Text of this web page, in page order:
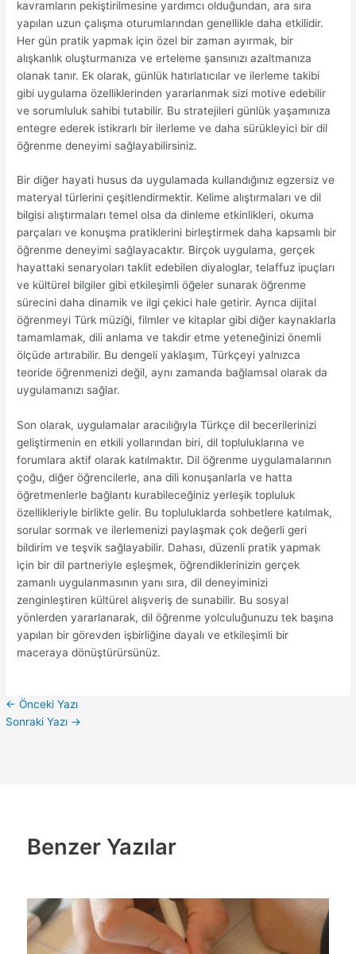
kavramların pekiştirilmesine yardımcı olduğundan, ara sıra
yapılan uzun çalışma oturumlarından genellikle daha etkilidir.
Her gün pratik yapmak için özel bir zaman ayırmak, bir
alışkanlık oluşturmanıza ve erteleme şansınızı azaltmanıza
olanak tanır. Ek olarak, günlük hatırlatıcılar ve ilerleme takibi
gibi uygulama özelliklerinden yararlanmak sizi motive edebilir
ve sorumluluk sahibi tutabilir. Bu stratejileri günlük yaşamınıza
entegre ederek istikrarlı bir ilerleme ve daha sürükleyici bir dil
öğrenme deneyimi sağlayabilirsiniz.
Bir diğer hayati husus da uygulamada kullandığınız egzersiz ve
materyal türlerini çeşitlendirmektir. Kelime alıştırmaları ve dil
bilgisi alıştırmaları temel olsa da dinleme etkinlikleri, okuma
parçaları ve konuşma pratiklerini birleştirmek daha kapsamlı bir
öğrenme deneyimi sağlayacaktır. Birçok uygulama, gerçek
hayattaki senaryoları taklit edebilen diyaloglar, telaffuz ipuçları
ve kültürel bilgiler gibi etkileşimli öğeler sunarak öğrenme
sürecini daha dinamik ve ilgi çekici hale getirir. Ayrıca dijital
öğrenmeyi Türk müziği, filmler ve kitaplar gibi diğer kaynaklarla
tamamlamak, dili anlama ve takdir etme yeteneğinizi önemli
ölçüde artırabilir. Bu dengeli yaklaşım, Türkçeyi yalnızca
teoride öğrenmenizi değil, aynı zamanda bağlamsal olarak da
uygulamanızı sağlar.
Son olarak, uygulamalar aracılığıyla Türkçe dil becerilerinizi
geliştirmenin en etkili yollarından biri, dil topluluklarına ve
forumlara aktif olarak katılmaktır. Dil öğrenme uygulamalarının
çoğu, diğer öğrencilerle, ana dili konuşanlarla ve hatta
öğretmenlerle bağlantı kurabileceğiniz yerleşik topluluk
özellikleriyle birlikte gelir. Bu topluluklarda sohbetlere katılmak,
sorular sormak ve ilerlemenizi paylaşmak çok değerli geri
bildirim ve teşvik sağlayabilir. Dahası, düzenli pratik yapmak
için bir dil partneriyle eşleşmek, öğrendiklerinizin gerçek
zamanlı uygulanmasının yanı sıra, dil deneyiminizi
zenginleştiren kültürel alışveriş de sunabilir. Bu sosyal
yönlerden yararlanarak, dil öğrenme yolculuğunuzu tek başına
yapılan bir görevden işbirliğine dayalı ve etkileşimli bir
maceraya dönüştürürsünüz.
← Önceki Yazı
Sonraki Yazı →
Benzer Yazılar